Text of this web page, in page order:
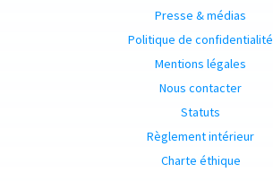
Presse & médias
Politique de confidentialité
Mentions légales
Nous contacter
Statuts
Règlement intérieur
Charte éthique